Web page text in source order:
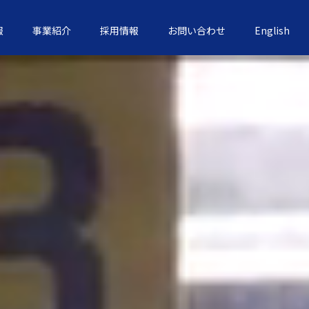
事業紹介 採用情報 お問い合わせ English